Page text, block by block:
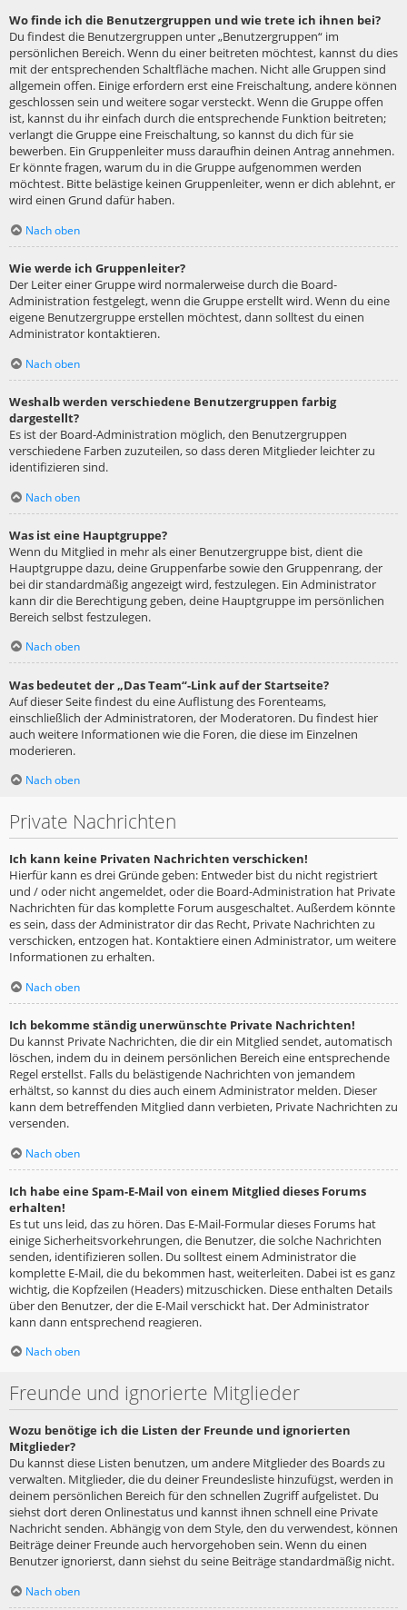
Wo finde ich die Benutzergruppen und wie trete ich ihnen bei?
Du findest die Benutzergruppen unter „Benutzergruppen“ im
persönlichen Bereich. Wenn du einer beitreten möchtest, kannst du dies
mit der entsprechenden Schaltfläche machen. Nicht alle Gruppen sind
allgemein offen. Einige erfordern erst eine Freischaltung, andere können
geschlossen sein und weitere sogar versteckt. Wenn die Gruppe offen
ist, kannst du ihr einfach durch die entsprechende Funktion beitreten;
verlangt die Gruppe eine Freischaltung, so kannst du dich für sie
bewerben. Ein Gruppenleiter muss daraufhin deinen Antrag annehmen.
Er könnte fragen, warum du in die Gruppe aufgenommen werden
möchtest. Bitte belästige keinen Gruppenleiter, wenn er dich ablehnt, er
wird einen Grund dafür haben.
Nach oben
Wie werde ich Gruppenleiter?
Der Leiter einer Gruppe wird normalerweise durch die Board-
Administration festgelegt, wenn die Gruppe erstellt wird. Wenn du eine
eigene Benutzergruppe erstellen möchtest, dann solltest du einen
Administrator kontaktieren.
Nach oben
Weshalb werden verschiedene Benutzergruppen farbig
dargestellt?
Es ist der Board-Administration möglich, den Benutzergruppen
verschiedene Farben zuzuteilen, so dass deren Mitglieder leichter zu
identifizieren sind.
Nach oben
Was ist eine Hauptgruppe?
Wenn du Mitglied in mehr als einer Benutzergruppe bist, dient die
Hauptgruppe dazu, deine Gruppenfarbe sowie den Gruppenrang, der
bei dir standardmäßig angezeigt wird, festzulegen. Ein Administrator
kann dir die Berechtigung geben, deine Hauptgruppe im persönlichen
Bereich selbst festzulegen.
Nach oben
Was bedeutet der „Das Team“-Link auf der Startseite?
Auf dieser Seite findest du eine Auflistung des Forenteams,
einschließlich der Administratoren, der Moderatoren. Du findest hier
auch weitere Informationen wie die Foren, die diese im Einzelnen
moderieren.
Nach oben
Private Nachrichten
Ich kann keine Privaten Nachrichten verschicken!
Hierfür kann es drei Gründe geben: Entweder bist du nicht registriert
und / oder nicht angemeldet, oder die Board-Administration hat Private
Nachrichten für das komplette Forum ausgeschaltet. Außerdem könnte
es sein, dass der Administrator dir das Recht, Private Nachrichten zu
verschicken, entzogen hat. Kontaktiere einen Administrator, um weitere
Informationen zu erhalten.
Nach oben
Ich bekomme ständig unerwünschte Private Nachrichten!
Du kannst Private Nachrichten, die dir ein Mitglied sendet, automatisch
löschen, indem du in deinem persönlichen Bereich eine entsprechende
Regel erstellst. Falls du belästigende Nachrichten von jemandem
erhältst, so kannst du dies auch einem Administrator melden. Dieser
kann dem betreffenden Mitglied dann verbieten, Private Nachrichten zu
versenden.
Nach oben
Ich habe eine Spam-E-Mail von einem Mitglied dieses Forums
erhalten!
Es tut uns leid, das zu hören. Das E-Mail-Formular dieses Forums hat
einige Sicherheitsvorkehrungen, die Benutzer, die solche Nachrichten
senden, identifizieren sollen. Du solltest einem Administrator die
komplette E-Mail, die du bekommen hast, weiterleiten. Dabei ist es ganz
wichtig, die Kopfzeilen (Headers) mitzuschicken. Diese enthalten Details
über den Benutzer, der die E-Mail verschickt hat. Der Administrator
kann dann entsprechend reagieren.
Nach oben
Freunde und ignorierte Mitglieder
Wozu benötige ich die Listen der Freunde und ignorierten
Mitglieder?
Du kannst diese Listen benutzen, um andere Mitglieder des Boards zu
verwalten. Mitglieder, die du deiner Freundesliste hinzufügst, werden in
deinem persönlichen Bereich für den schnellen Zugriff aufgelistet. Du
siehst dort deren Onlinestatus und kannst ihnen schnell eine Private
Nachricht senden. Abhängig von dem Style, den du verwendest, können
Beiträge deiner Freunde auch hervorgehoben sein. Wenn du einen
Benutzer ignorierst, dann siehst du seine Beiträge standardmäßig nicht.
Nach oben